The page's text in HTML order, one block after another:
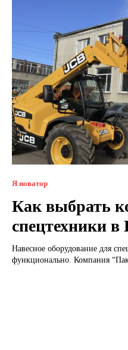
Я новатор
Как выбрать
спецтехники в
‌Навесное оборудование для
функционально. Компания